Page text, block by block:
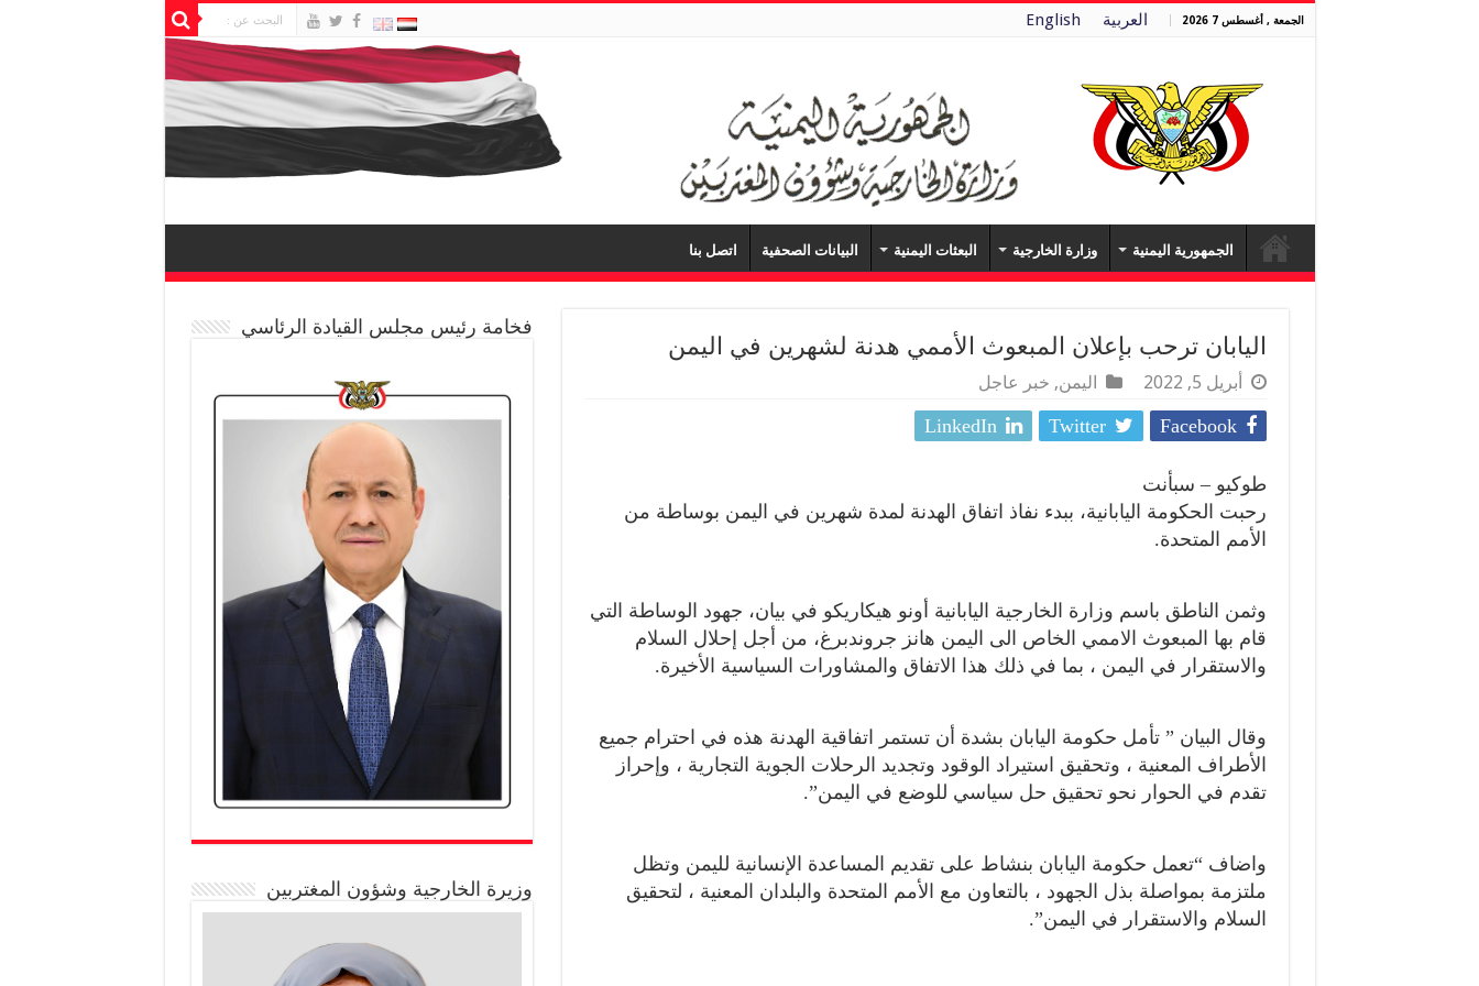
الجمعة , أغسطس 7 2026 العربية English
الجمهورية اليمنية وزارة الخارجية البعثات اليمنية البيانات الصحفية اتصل بنا
اليابان ترحب بإعلان المبعوث الأممي هدنة لشهرين في اليمن
أبريل 5, 2022 اليمن, خبر عاجل
Facebook
Twitter
LinkedIn
طوكيو – سبأنت
رحبت الحكومة اليابانية، ببدء نفاذ اتفاق الهدنة لمدة شهرين في اليمن بوساطة من
الأمم المتحدة.
وثمن الناطق باسم وزارة الخارجية اليابانية أونو هيكاريكو في بيان، جهود الوساطة التي
قام بها المبعوث الاممي الخاص الى اليمن هانز جروندبرغ، من أجل إحلال السلام
والاستقرار في اليمن ، بما في ذلك هذا الاتفاق والمشاورات السياسية الأخيرة.
وقال البيان ” تأمل حكومة اليابان بشدة أن تستمر اتفاقية الهدنة هذه في احترام جميع
الأطراف المعنية ، وتحقيق استيراد الوقود وتجديد الرحلات الجوية التجارية ، وإحراز
تقدم في الحوار نحو تحقيق حل سياسي للوضع في اليمن”.
واضاف “تعمل حكومة اليابان بنشاط على تقديم المساعدة الإنسانية لليمن وتظل
ملتزمة بمواصلة بذل الجهود ، بالتعاون مع الأمم المتحدة والبلدان المعنية ، لتحقيق
السلام والاستقرار في اليمن”.
فخامة رئيس مجلس القيادة الرئاسي
وزيرة الخارجية وشؤون المغتربين